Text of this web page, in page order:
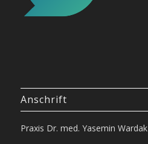
Anschrift
Praxis Dr. med. Yasemin Wardak